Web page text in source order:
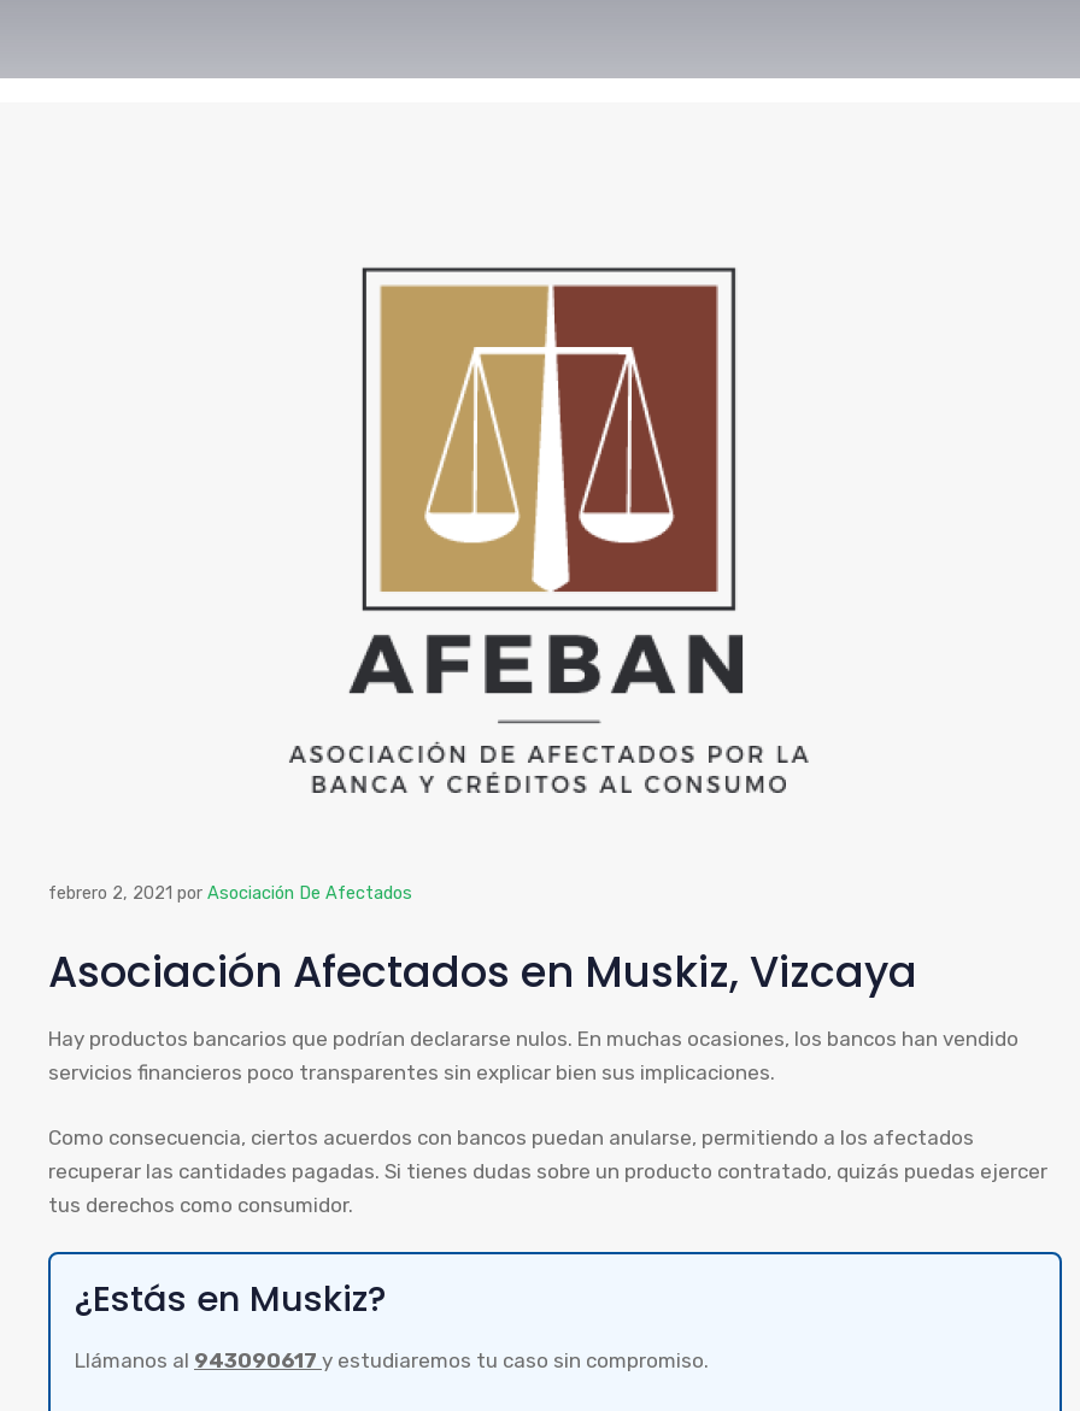
febrero 2, 2021 por Asociación De Afectados
Asociación Afectados en Muskiz, Vizcaya
Hay productos bancarios que podrían declararse nulos. En muchas ocasiones, los bancos han vendido
servicios financieros poco transparentes sin explicar bien sus implicaciones.
Como consecuencia, ciertos acuerdos con bancos puedan anularse, permitiendo a los afectados
recuperar las cantidades pagadas. Si tienes dudas sobre un producto contratado, quizás puedas ejercer
tus derechos como consumidor.
¿Estás en Muskiz?
Llámanos al 943090617 y estudiaremos tu caso sin compromiso.